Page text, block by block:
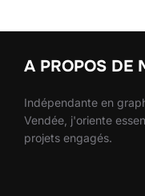
A PROPOS DE
Indépendante en
Vendée, j'oriente
projets engagés.